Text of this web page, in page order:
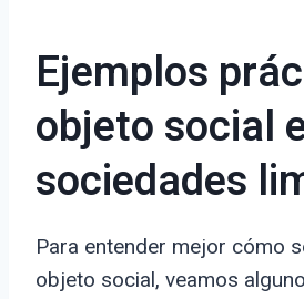
Ejemplos
objeto social
sociedades
Para entender mejor cómo
objeto social, veamos